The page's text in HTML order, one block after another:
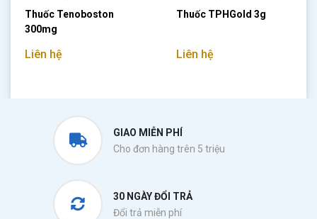
Thuốc Tenoboston
300mg
Liên hệ
Thuốc TPHGold 3g
Liên hệ
GIAO MIỄN PHÍ
Cho đơn hàng trên 5 triệu
30 NGÀY ĐỔI TRẢ
Đổi trả miễn phí